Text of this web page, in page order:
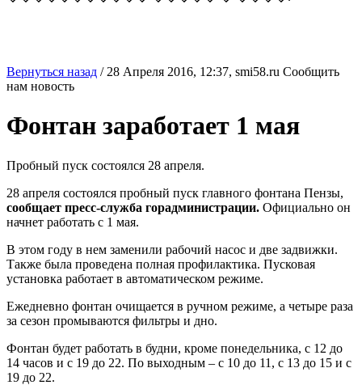
Вернуться назад / 28 Апреля 2016, 12:37, smi58.ru Сообщить
нам новость
Фонтан заработает 1 мая
Пробный пуск состоялся 28 апреля.
28 апреля состоялся пробный пуск главного фонтана Пензы,
сообщает пресс-служба горадминистрации. Официально он
начнет работать с 1 мая.
В этом году в нем заменили рабочий насос и две задвижки.
Также была проведена полная профилактика. Пусковая
установка работает в автоматическом режиме.
Ежедневно фонтан очищается в ручном режиме, а четыре раза
за сезон промываются фильтры и дно.
Фонтан будет работать в будни, кроме понедельника, с 12 до
14 часов и с 19 до 22. По выходным – с 10 до 11, с 13 до 15 и с
19 до 22.